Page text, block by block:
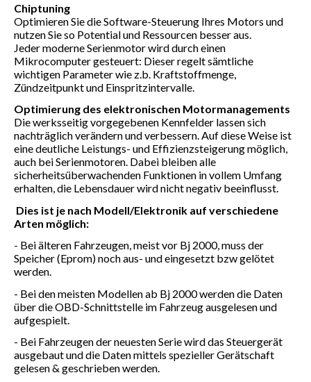
Chiptuning
Optimieren Sie die Software-Steuerung Ihres Motors und
nutzen Sie so Potential und Ressourcen besser aus.
Jeder moderne Serienmotor wird durch einen
Mikrocomputer gesteuert: Dieser regelt sämtliche
wichtigen Parameter wie z.b. Kraftstoffmenge,
Zündzeitpunkt und Einspritzintervalle.
Optimierung des elektronischen Motormanagements
Die werksseitig vorgegebenen Kennfelder lassen sich
nachträglich verändern und verbessern. Auf diese Weise ist
eine deutliche Leistungs- und Effizienzsteigerung möglich,
auch bei Serienmotoren. Dabei bleiben alle
sicherheitsüberwachenden Funktionen in vollem Umfang
erhalten, die Lebensdauer wird nicht negativ beeinflusst.
Dies ist je nach Modell/Elektronik auf verschiedene
Arten möglich:
- Bei älteren Fahrzeugen, meist vor Bj 2000, muss der
Speicher (Eprom) noch aus- und eingesetzt bzw gelötet
werden.
- Bei den meisten Modellen ab Bj 2000 werden die Daten
über die OBD-Schnittstelle im Fahrzeug ausgelesen und
aufgespielt.
- Bei Fahrzeugen der neuesten Serie wird das Steuergerät
ausgebaut und die Daten mittels spezieller Gerätschaft
gelesen & geschrieben werden.